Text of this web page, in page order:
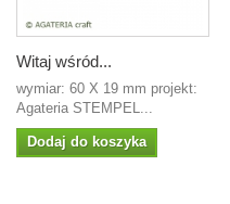
Witaj wśród...
wymiar: 60 X 19 mm projekt:
Agateria STEMPEL...
Dodaj do koszyka